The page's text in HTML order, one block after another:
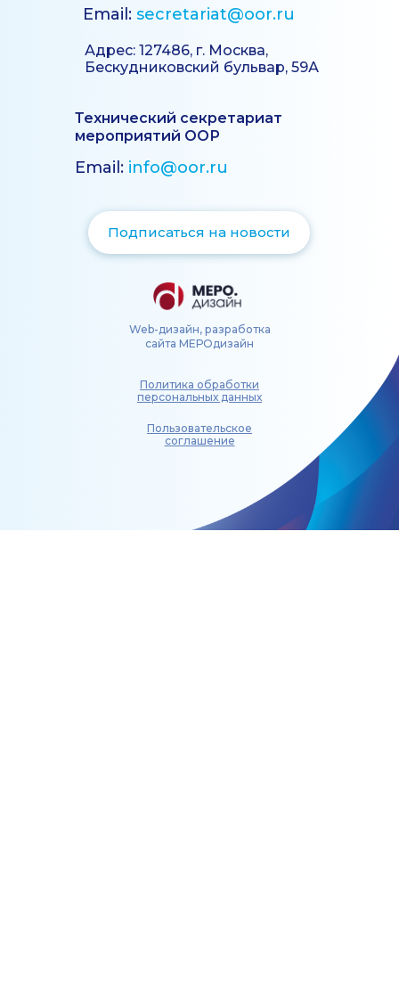
Email: secretariat@oor.ru
Адрес: 127486, г. Москва,
Бескудниковский бульвар, 59А
Технический секретариат
мероприятий ООР
Email: info@oor.ru
Подписаться на новости
Web-дизайн, разработка
сайта МЕРОдизайн
Политика обработки
персональных данных
Пользовательское
соглашение